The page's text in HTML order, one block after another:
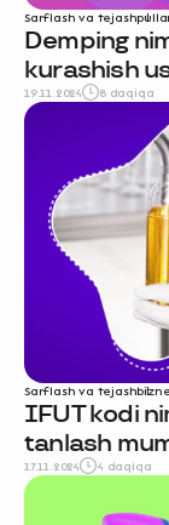
Sarflash va tejash
Demping
kurashish
19.11.2024 8 daqiqa
Sarflash va tejash
IFUT kodi
tanlash
17.11.2024 4 daqiqa